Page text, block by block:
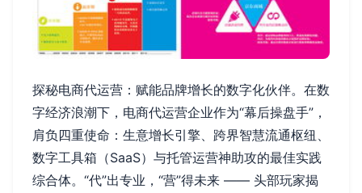
探秘电商代运营：赋能品牌增长的数字化伙伴。在数
字经济浪潮下，电商代运营企业作为“幕后操盘手”，
肩负四重使命：生意增长引擎、跨界智慧流通枢纽、
数字工具箱（SaaS）与托管运营神助攻的最佳实践
综合体。“代”出专业，“营”得未来 —— 头部玩家揭